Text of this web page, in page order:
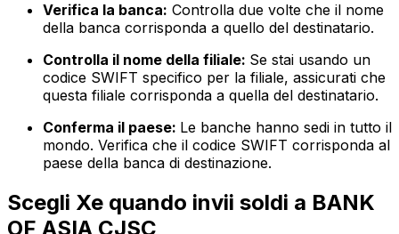
Verifica la banca: Controlla due volte che il nome
della banca corrisponda a quello del destinatario.
Controlla il nome della filiale: Se stai usando un
codice SWIFT specifico per la filiale, assicurati che
questa filiale corrisponda a quella del destinatario.
Conferma il paese: Le banche hanno sedi in tutto il
mondo. Verifica che il codice SWIFT corrisponda al
paese della banca di destinazione.
Scegli Xe quando invii soldi a BANK
OF ASIA CJSC